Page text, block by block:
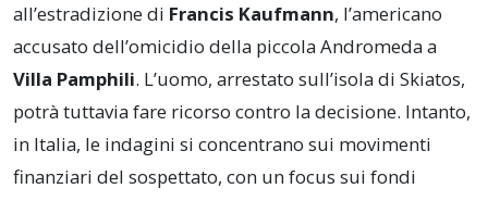
all’estradizione di Francis Kaufmann, l’americano
accusato dell’omicidio della piccola Andromeda a
Villa Pamphili. L’uomo, arrestato sull’isola di Skiatos,
potrà tuttavia fare ricorso contro la decisione. Intanto,
in Italia, le indagini si concentrano sui movimenti
finanziari del sospettato, con un focus sui fondi